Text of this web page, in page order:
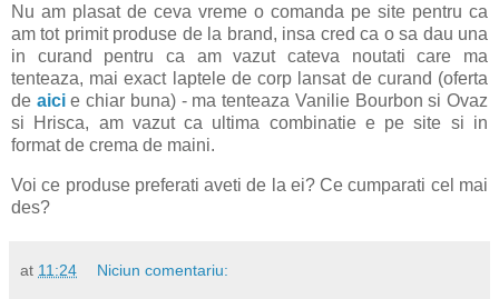
Nu am plasat de ceva vreme o comanda pe site pentru ca
am tot primit produse de la brand, insa cred ca o sa dau una
in curand pentru ca am vazut cateva noutati care ma
tenteaza, mai exact laptele de corp lansat de curand (oferta
de aicie chiar buna) - ma tenteaza Vanilie Bourbon si Ovaz
si Hrisca, am vazut ca ultima combinatie e pe site si in
format de crema de maini.
Voi ce produse preferati aveti de la ei? Ce cumparati cel mai
des?
at 11:24 Niciun comentariu: